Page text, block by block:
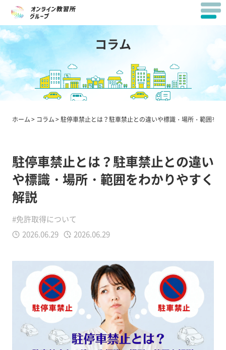
コラム
ホーム コラム 駐停車禁止とは？駐車禁止との違いや標識・場所・範囲を
駐停車禁止とは？駐車禁止との違い
や標識・場所・範囲をわかりやすく
解説
#免許取得について
2026.06.29
2026.06.29